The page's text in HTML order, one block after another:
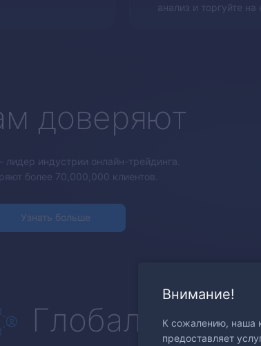
анализ и торгуйте на
доверяют
лидер индустрии онлайн-трейдинга.
более 70,000,000 клиентов.
Узнать больше
Глобальная
Внимание!
К сожалению, наша
предоставляет